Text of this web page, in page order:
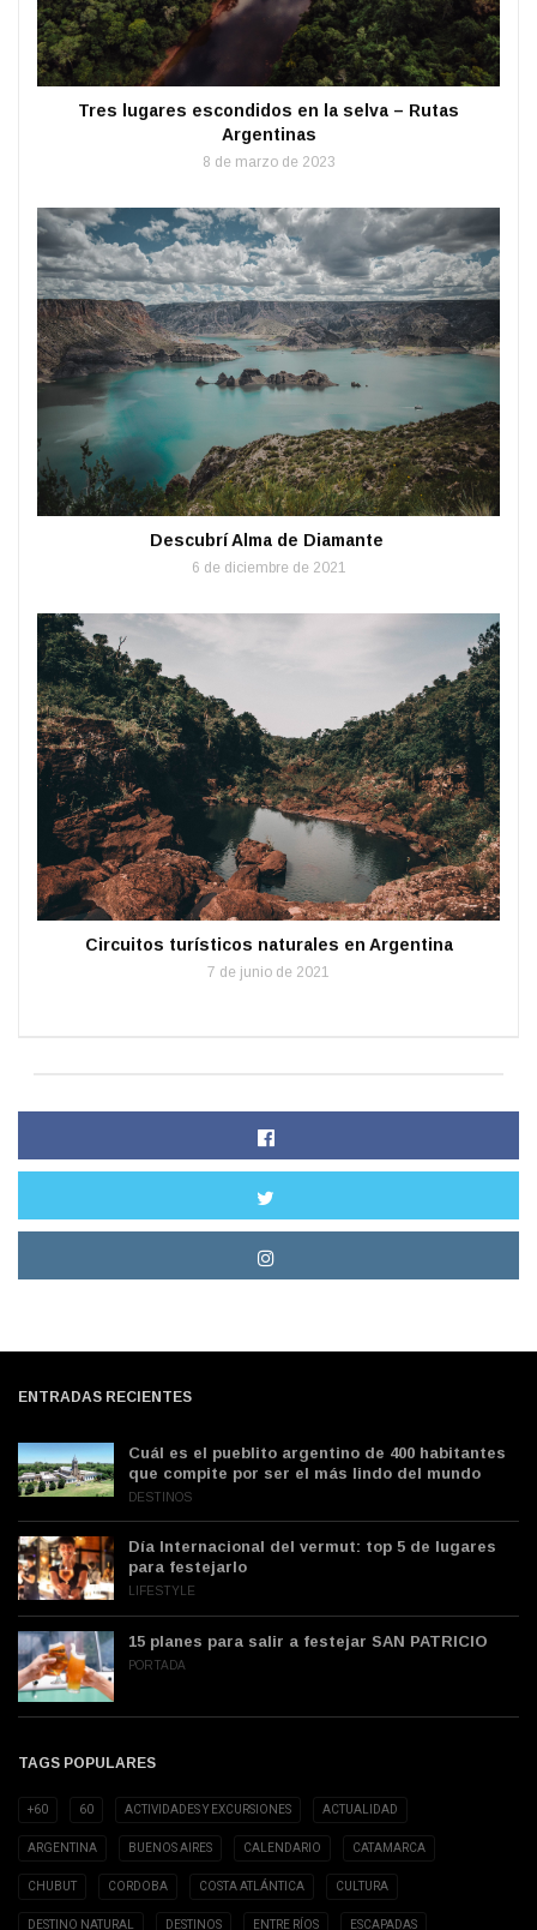
Tres lugares escondidos en la selva – Rutas
Argentinas
8 de marzo de 2023
Descubrí Alma de Diamante
6 de diciembre de 2021
Circuitos turísticos naturales en Argentina
7 de junio de 2021
ENTRADAS RECIENTES
Cuál es el pueblito argentino de 400 habitantes
que compite por ser el más lindo del mundo
DESTINOS
Día Internacional del vermut: top 5 de lugares
para festejarlo
LIFESTYLE
15 planes para salir a festejar SAN PATRICIO
PORTADA
TAGS POPULARES
+60 60 ACTIVIDADES Y EXCURSIONES ACTUALIDAD
ARGENTINA BUENOS AIRES CALENDARIO CATAMARCA
CHUBUT CORDOBA COSTA ATLÁNTICA CULTURA
DESTINO NATURAL DESTINOS ENTRE RÍOS ESCAPADAS